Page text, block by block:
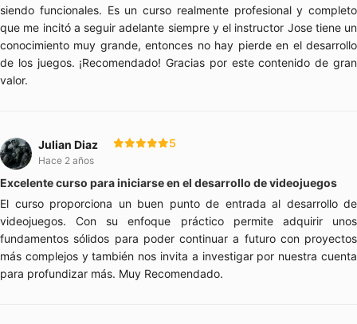
siendo funcionales. Es un curso realmente profesional y completo
que me incitó a seguir adelante siempre y el instructor Jose tiene un
conocimiento muy grande, entonces no hay pierde en el desarrollo
de los juegos. ¡Recomendado! Gracias por este contenido de gran
valor.
Julian Diaz
Hace 2 años
5
Excelente curso para iniciarse en el desarrollo de videojuegos
El curso proporciona un buen punto de entrada al desarrollo de
videojuegos. Con su enfoque práctico permite adquirir unos
fundamentos sólidos para poder continuar a futuro con proyectos
más complejos y también nos invita a investigar por nuestra cuenta
para profundizar más. Muy Recomendado.